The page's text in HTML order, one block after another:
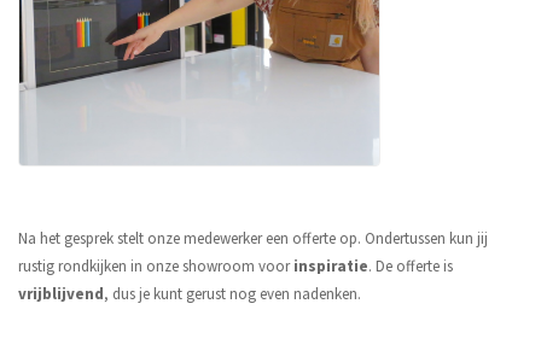
Na het gesprek stelt onze medewerker een offerte op. Ondertussen kun jij
rustig rondkijken in onze showroom voorinspiratie. De offerte is
vrijblijvend, dus je kunt gerust nog even nadenken.